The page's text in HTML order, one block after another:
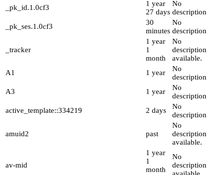
_pk_id.1.0cf3
1 year
27 days
No
description
_pk_ses.1.0cf3
30
minutes
No
description
_tracker
1 year
1
month
No
description
available.
A1
1 year
No
description
A3
1 year
No
description
active_template::334219
2 days
No
description
amuid2 past
No
description
available.
av-mid
1 year
1
month
No
description